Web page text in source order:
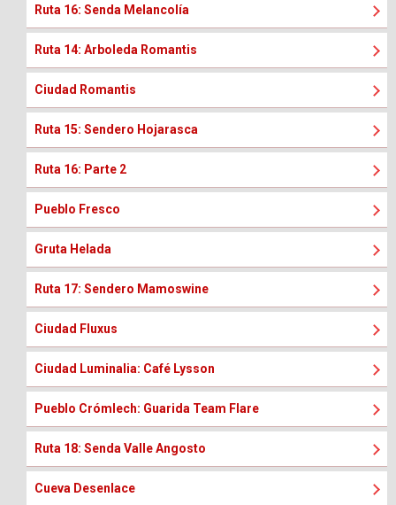
Ruta 16: Senda Melancolía
Ruta 14: Arboleda Romantis
Ciudad Romantis
Ruta 15: Sendero Hojarasca
Ruta 16: Parte 2
Pueblo Fresco
Gruta Helada
Ruta 17: Sendero Mamoswine
Ciudad Fluxus
Ciudad Luminalia: Café Lysson
Pueblo Crómlech: Guarida Team Flare
Ruta 18: Senda Valle Angosto
Cueva Desenlace